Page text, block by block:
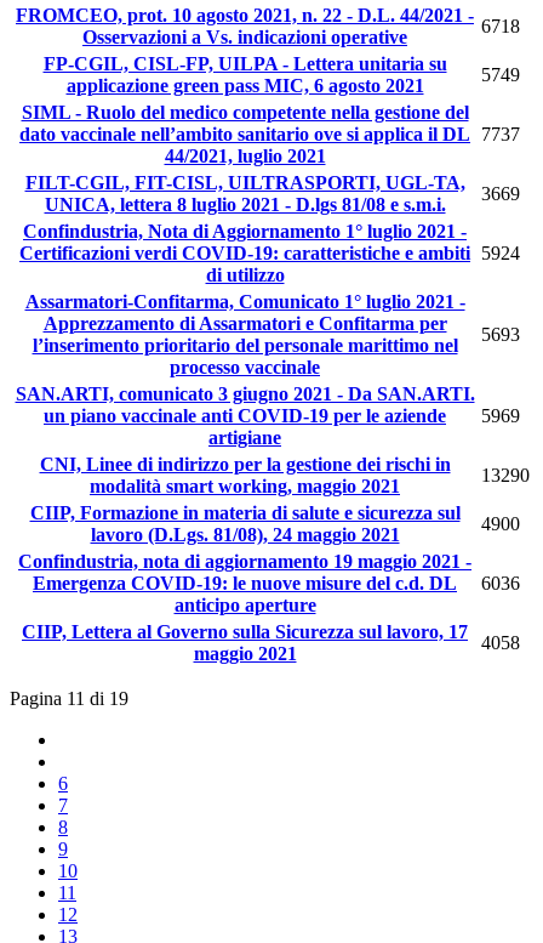
FROMCEO, prot. 10 agosto 2021, n. 22 - D.L. 44/2021 -
Osservazioni a Vs. indicazioni operative
6718
FP-CGIL, CISL-FP, UILPA - Lettera unitaria su
applicazione green pass MIC, 6 agosto 2021
5749
SIML - Ruolo del medico competente nella gestione del
dato vaccinale nell’ambito sanitario ove si applica il DL
44/2021, luglio 2021
7737
FILT-CGIL, FIT-CISL, UILTRASPORTI, UGL-TA,
UNICA, lettera 8 luglio 2021 - D.lgs 81/08 e s.m.i.
3669
Confindustria, Nota di Aggiornamento 1° luglio 2021 -
Certificazioni verdi COVID-19: caratteristiche e ambiti
di utilizzo
5924
Assarmatori-Confitarma, Comunicato 1° luglio 2021 -
Apprezzamento di Assarmatori e Confitarma per
l’inserimento prioritario del personale marittimo nel
processo vaccinale
5693
SAN.ARTI, comunicato 3 giugno 2021 - Da SAN.ARTI.
un piano vaccinale anti COVID-19 per le aziende
artigiane
5969
CNI, Linee di indirizzo per la gestione dei rischi in
modalità smart working, maggio 2021
13290
CIIP, Formazione in materia di salute e sicurezza sul
lavoro (D.Lgs. 81/08), 24 maggio 2021
4900
Confindustria, nota di aggiornamento 19 maggio 2021 -
Emergenza COVID-19: le nuove misure del c.d. DL
anticipo aperture
6036
CIIP, Lettera al Governo sulla Sicurezza sul lavoro, 17
maggio 2021
4058
Pagina 11 di 19
6
7
8
9
10
11
12
13